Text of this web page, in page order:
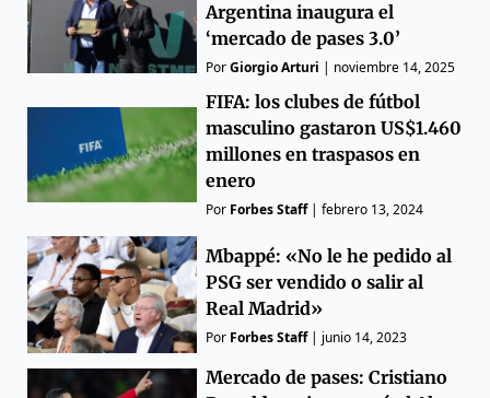
Argentina inaugura el
‘mercado de pases 3.0’
PorGiorgio Arturi | noviembre 14, 2025
FIFA: los clubes de fútbol
masculino gastaron US$1.460
millones en traspasos en
enero
Por Forbes Staff|febrero 13, 2024
Mbappé: «No le he pedido al
PSG ser vendido o salir al
Real Madrid»
Por Forbes Staff| junio 14, 2023
Mercado de pases: Cristiano